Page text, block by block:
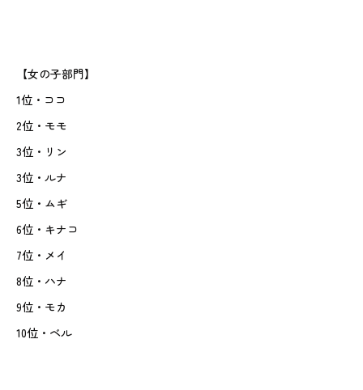
【女の子部門】
1位・ココ
2位・モモ
3位・リン
3位・ルナ
5位・ムギ
6位・キナコ
7位・メイ
8位・ハナ
9位・モカ
10位・ベル